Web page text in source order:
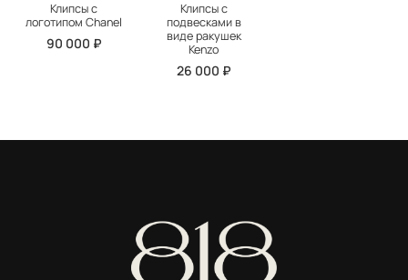
Клипсы с
логотипом Chanel
90 000 ₽
Клипсы с
подвесками в
виде ракушек
Kenzo
26 000 ₽